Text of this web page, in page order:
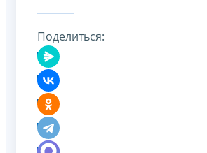
Поделиться: